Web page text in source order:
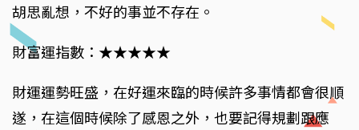
胡思亂想，不好的事並不存在。
財富運指數：★★★★★
財運運勢旺盛，在好運來臨的時候許多事情都會很順
遂，在這個時候除了感恩之外，也要記得規劃跟應